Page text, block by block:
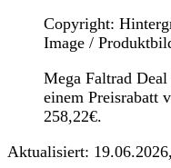
Copyright:
Image /
Mega Faltrad
einem Preisrabatt
258,22€.
Aktualisiert: